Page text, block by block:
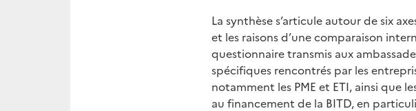
La synthèse s’articule autour de six
et les raisons d’une comparaison
questionnaire transmis aux
spécifiques rencontrés par les
notamment les PME et ETI, ainsi que
au financement de la BITD, en